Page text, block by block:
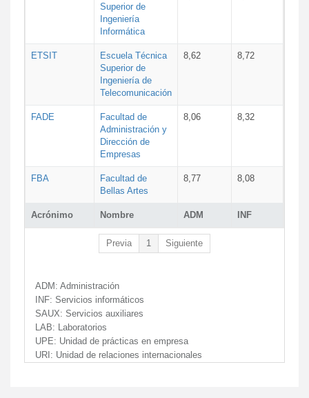
Acrónimo Nombre ADM INF
Superior de
Ingeniería
Informática
ETSIT
Escuela Técnica
Superior de
Ingeniería de
Telecomunicación
8,62 8,72
FADE
Facultad de
Administración y
Dirección de
Empresas
8,06 8,32
FBA
Facultad de
Bellas Artes
8,77 8,08
Previa 1 Siguiente
ADM: Administración
INF: Servicios informáticos
SAUX: Servicios auxiliares
LAB: Laboratorios
UPE: Unidad de prácticas en empresa
URI: Unidad de relaciones internacionales